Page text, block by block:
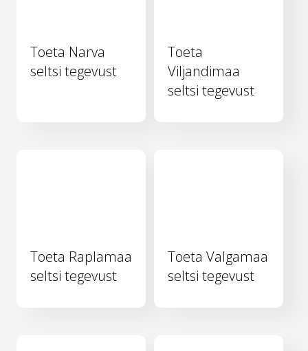
Toeta Narva
seltsi tegevust
Toeta
Viljandimaa
seltsi tegevust
Toeta Raplamaa
seltsi tegevust
Toeta Valgamaa
seltsi tegevust